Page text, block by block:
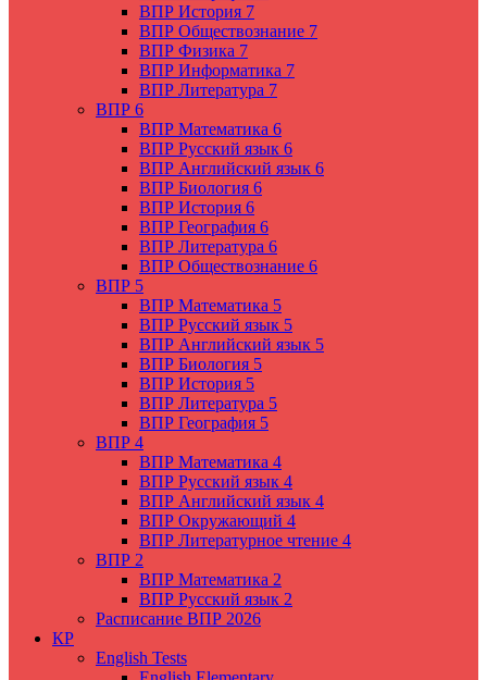
ВПР История 7
ВПР Обществознание 7
ВПР Физика 7
ВПР Информатика 7
ВПР Литература 7
ВПР 6
ВПР Математика 6
ВПР Русский язык 6
ВПР Английский язык 6
ВПР Биология 6
ВПР История 6
ВПР География 6
ВПР Литература 6
ВПР Обществознание 6
ВПР 5
ВПР Математика 5
ВПР Русский язык 5
ВПР Английский язык 5
ВПР Биология 5
ВПР История 5
ВПР Литература 5
ВПР География 5
ВПР 4
ВПР Математика 4
ВПР Русский язык 4
ВПР Английский язык 4
ВПР Окружающий 4
ВПР Литературное чтение 4
ВПР 2
ВПР Математика 2
ВПР Русский язык 2
Расписание ВПР 2026
КР
English Tests